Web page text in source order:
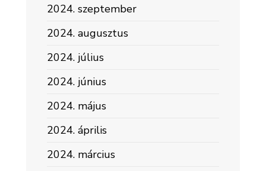
2024. szeptember
2024. augusztus
2024. július
2024. június
2024. május
2024. április
2024. március